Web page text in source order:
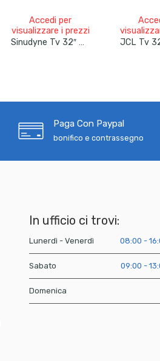
Accedi per
visualizzare i prezzi
Paga Con Paypal
bonifico e contrassegno
In ufficio ci trovi:
Lunerdì - Venerdì 08:00 -
Sabato 09:00 -
Domenica